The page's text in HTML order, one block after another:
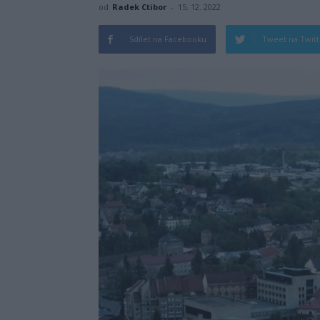
od Radek Ctibor - 15. 12. 2022
Sdílet na Facebooku Tweet na